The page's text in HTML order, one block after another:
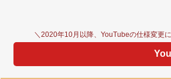
＼2020年10月以降、YouTubeの仕様変更